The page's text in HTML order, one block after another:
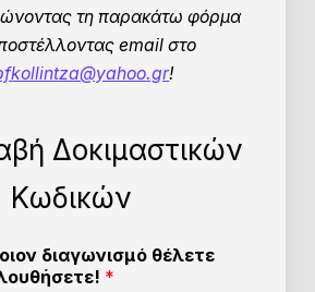
τη παρακάτω φόρμα
email στο
!
Δοκιμαστικών
Κωδικών
διαγωνισμό θέλετε
*